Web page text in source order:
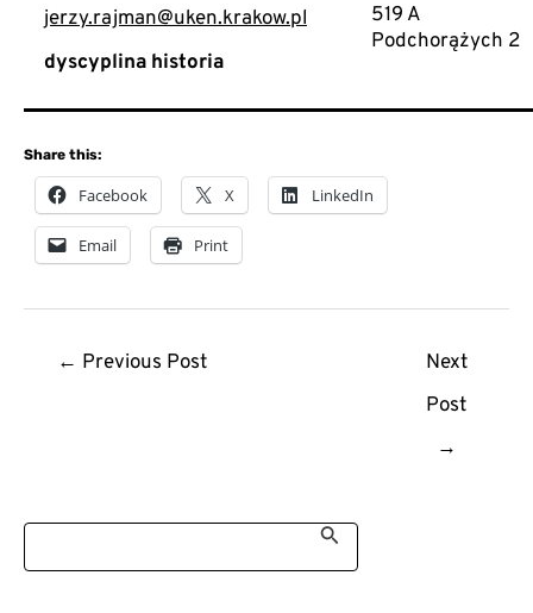
S
a
jerzy.rajman@uken.krakow.pl
dyscyplina historia
519 A
Podchorążych 2
Share this:
Facebook X LinkedIn
Email Print
navigation
← Previous Post
Next
Post
→